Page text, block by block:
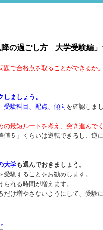
の過ごし方 大学受験編」
題で合格点を取ることができるか
ましょう。
受験科目、配点、傾向 を確認しま
の最短ルートを考え、突き進んで
値５」くらいは逆転できるし、逆
大学も選んでおきましょう。
験することをお勧めします。
れる時間が増えます。
だけ増やさないようにして、受験